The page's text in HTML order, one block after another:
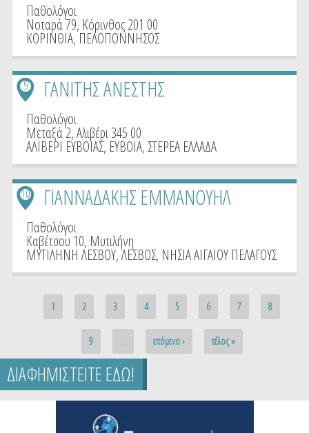
Παθολόγοι
Νοταρά 79, Κόρινθος 201 00
ΚΟΡΙΝΘΙΑ,ΠΕΛΟΠΟΝΝΗΣΟΣ
ΓΑΝΙΤΗΣ ΑΝΕΣΤΗΣ
9
Παθολόγοι
Μεταξά 2, Αλιβέρι 345 00
ΑΛΙΒΕΡΙ ΕΥΒΟΙΑΣ, ΕΥΒΟΙΑ, ΣΤΕΡΕΑ ΕΛΛΑΔΑ
ΓΙΑΝΝΑΔΑΚΗΣ ΕΜΜΑΝΟΥΗΛ
10
Παθολόγοι
Καβέτσου 10, Μυτιλήνη
ΜΥΤΙΛΗΝΗ ΛΕΣΒΟΥ,ΛΕΣΒΟΣ, ΝΗΣΙΑ ΑΙΓΑΙΟΥ ΠΕΛΑΓΟΥΣ
1 2 3 4 5 6 7 8
9 … επόμενο › τέλος »
ΔΙΑΦΗΜΙΣΤΕΙΤΕ ΕΔΩ!